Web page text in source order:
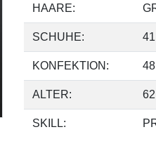
HAARE:
SCHUHE: 41
KONFEKTION: 48
ALTER: 62
SKILL: